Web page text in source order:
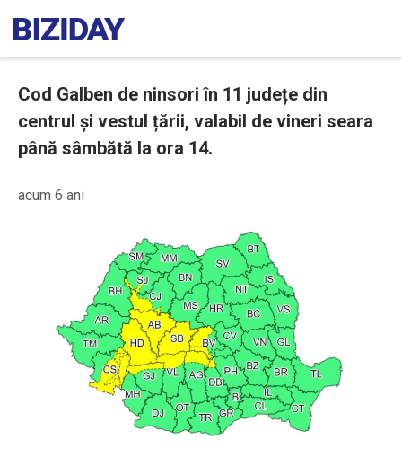
Cod Galben de ninsori în 11 județe din
centrul și vestul țării, valabil de vineri seara
până sâmbătă la ora 14.
acum 6 ani